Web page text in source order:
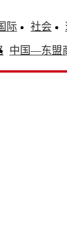
际 社会
中国—东盟